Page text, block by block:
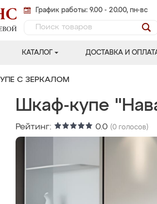
График работы: 9.00 - 20.00, пн-вс
КАТАЛОГ ДОСТАВКА И
С ЗЕРКАЛОМ
Шкаф-купе
Рейтинг: 0.0 (0 голосов)